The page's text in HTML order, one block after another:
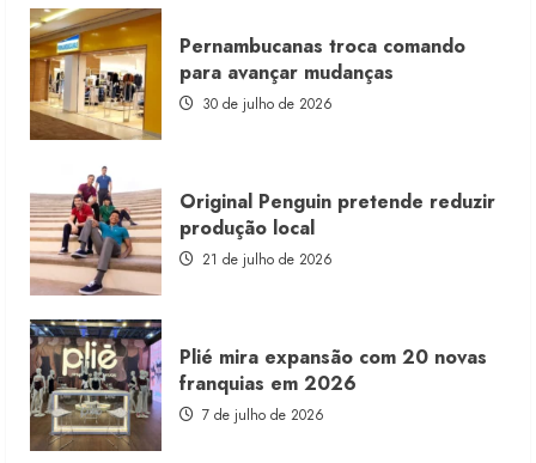
Morena
Rosa
lança
franquia
com
estoque
consignado
Pernambucanas troca comando
para avançar mudanças
30 de julho de 2026
Original Penguin pretende reduzir
produção local
21 de julho de 2026
Plié mira expansão com 20 novas
franquias em 2026
7 de julho de 2026